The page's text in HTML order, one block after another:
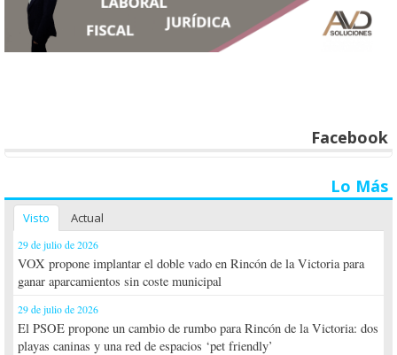
Facebook
Lo Más
Visto Actual
29 de julio de 2026
VOX propone implantar el doble vado en Rincón de la Victoria para
ganar aparcamientos sin coste municipal
29 de julio de 2026
El PSOE propone un cambio de rumbo para Rincón de la Victoria: dos
playas caninas y una red de espacios ‘pet friendly’